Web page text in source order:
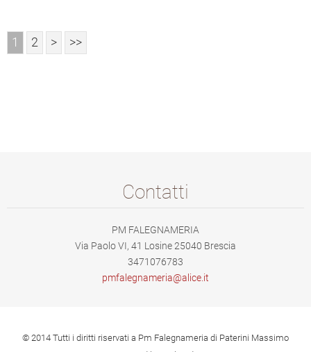
1 2 > >>
Contatti
PM FALEGNAMERIA
Via Paolo VI, 41 Losine 25040 Brescia
3471076783
pmfalegnameria@a lice.it
© 2014 Tutti i diritti riservati a Pm Falegnameria di Paterini Massimo